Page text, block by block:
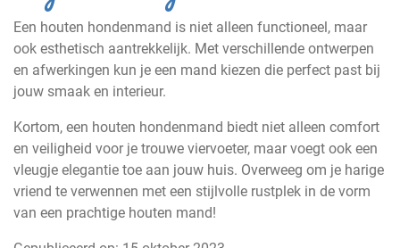
Een houten hondenmand is niet alleen functioneel, maar
ook esthetisch aantrekkelijk. Met verschillende ontwerpen
en afwerkingen kun je een mand kiezen die perfect past bij
jouw smaak en interieur.
Kortom, een houten hondenmand biedt niet alleen comfort
en veiligheid voor je trouwe viervoeter, maar voegt ook een
vleugje elegantie toe aan jouw huis. Overweeg om je harige
vriend te verwennen met een stijlvolle rustplek in de vorm
van een prachtige houten mand!